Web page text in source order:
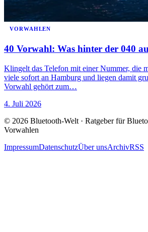
VORWAHLEN
40 Vorwahl: Was hinter der 040
Klingelt das Telefon mit einer Nummer, die
viele sofort an Hamburg und liegen damit
Vorwahl gehört zum…
4. Juli 2026
© 2026 Bluetooth-Welt · Ratgeber für
Vorwahlen
ImpressumDatenschutzÜber unsArchivRSS